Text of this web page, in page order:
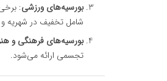
بورسیه‌های ورزشی:
شامل تخفیف در شهریه
بورسیه‌های فرهنگی و
تجسمی ارائه می‌شود.